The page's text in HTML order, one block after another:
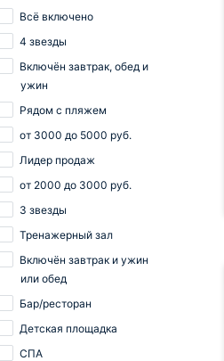
Всё включено
4 звезды
Включён завтрак, обед и
ужин
Рядом с пляжем
от 3000 до 5000 руб.
Лидер продаж
от 2000 до 3000 руб.
3 звезды
Тренажерный зал
Включён завтрак и ужин
или обед
Бар/ресторан
Детская площадка
СПА